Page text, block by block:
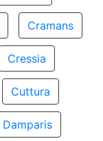
Cramans
Cressia
Cuttura
Damparis